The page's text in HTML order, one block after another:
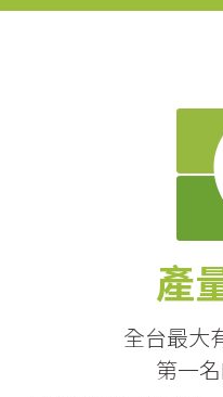
產
全台最大
第一